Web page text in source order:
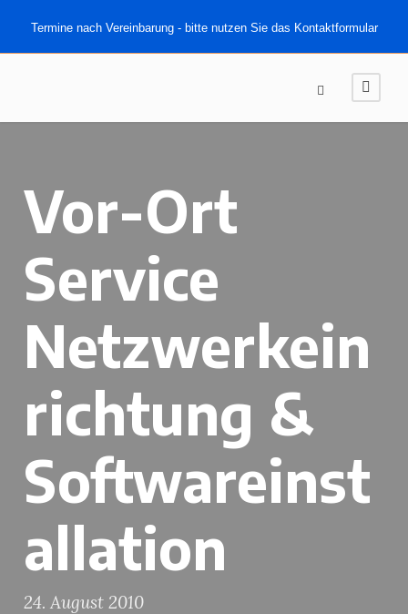
Termine nach Vereinbarung - bitte nutzen Sie das Kontaktformular
Vor-Ort
Service
Netzwerkein
richtung &
Softwareinst
allation
24. August 2010